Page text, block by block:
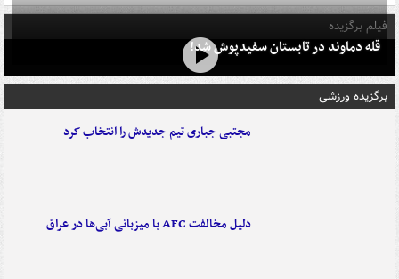
فیلم برگزیده
قله دماوند در تابستان سفیدپوش شد!
برگزیده ورزشی
مجتبی جباری تیم جدیدش را انتخاب کرد
دلیل مخالفت AFC با میزبانی آبی‌ها در عراق